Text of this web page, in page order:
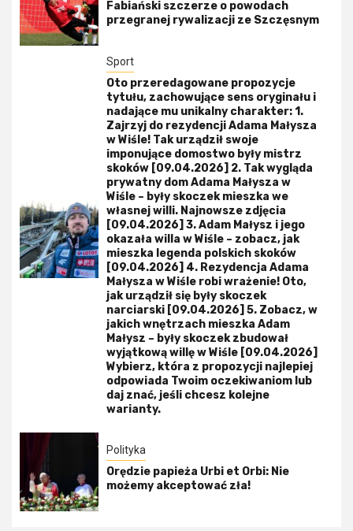
Fabiański szczerze o powodach
przegranej rywalizacji ze Szczęsnym
Sport
Oto przeredagowane propozycje
tytułu, zachowujące sens oryginału i
nadające mu unikalny charakter: 1.
Zajrzyj do rezydencji Adama Małysza
w Wiśle! Tak urządził swoje
imponujące domostwo były mistrz
skoków [09.04.2026] 2. Tak wygląda
prywatny dom Adama Małysza w
Wiśle – były skoczek mieszka we
własnej willi. Najnowsze zdjęcia
[09.04.2026] 3. Adam Małysz i jego
okazała willa w Wiśle – zobacz, jak
mieszka legenda polskich skoków
[09.04.2026] 4. Rezydencja Adama
Małysza w Wiśle robi wrażenie! Oto,
jak urządził się były skoczek
narciarski [09.04.2026] 5. Zobacz, w
jakich wnętrzach mieszka Adam
Małysz – były skoczek zbudował
wyjątkową willę w Wiśle [09.04.2026]
Wybierz, która z propozycji najlepiej
odpowiada Twoim oczekiwaniom lub
daj znać, jeśli chcesz kolejne
warianty.
Polityka
Orędzie papieża Urbi et Orbi: Nie
możemy akceptować zła!